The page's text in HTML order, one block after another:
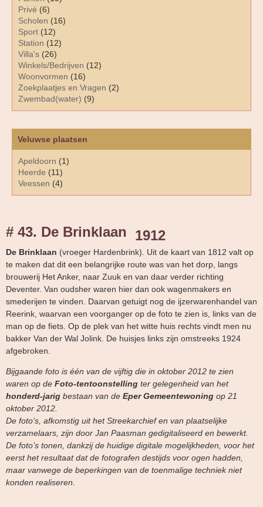
Privé (6)
Scholen (16)
Sport (12)
Station (12)
Villa's (26)
Winkels/Bedrijven (12)
Woonvormen (16)
Zoekplaatjes en Vragen (2)
Zwembad(water) (9)
Veluwse plaatsen
Apeldoorn (1)
Heerde (11)
Veessen (4)
# 43. De Brinklaan 1912
De Brinklaan (vroeger Hardenbrink). Uit de kaart van 1812 valt op
te maken dat dit een belangrijke route was van het dorp, langs
brouwerij Het Anker, naar Zuuk en van daar verder richting
Deventer. Van oudsher waren hier dan ook wagenmakers en
smederijen te vinden. Daarvan getuigt nog de ijzerwarenhandel van
Reerink, waarvan een voorganger op de foto te zien is, links van de
man op de fiets. Op de plek van het witte huis rechts vindt men nu
bakker Van der Wal Jolink. De huisjes links zijn omstreeks 1924
afgebroken.
Bijgaande foto is één van de vijftig die in oktober 2012 te zien
waren op de Foto-tentoonstelling ter gelegenheid van het
honderd-jarig bestaan van de Eper Gemeentewoning op 21
oktober 2012.
De foto’s, afkomstig uit het Streekarchief en van plaatselijke
verzamelaars, zijn door Jan Paasman gedigitaliseerd en bewerkt.
De foto’s tonen, dankzij de huidige digitale mogelijkheden, voor het
eerst het resultaat dat de fotografen destijds voor ogen hadden,
maar vanwege de beperkingen van de toenmalige techniek niet
konden realiseren.